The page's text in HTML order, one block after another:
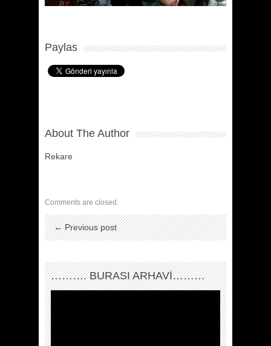
Paylas
About The Author
Rekare
Comments are closed.
← Previous post
………. BURASI ARHAVİ………